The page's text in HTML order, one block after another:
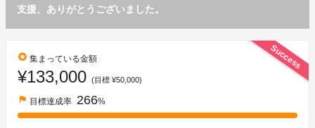
支援、ありがとうございました。
Success
stars 集まっている金額
¥133,000 (目標 ¥50,000)
flag 目標達成率 266%